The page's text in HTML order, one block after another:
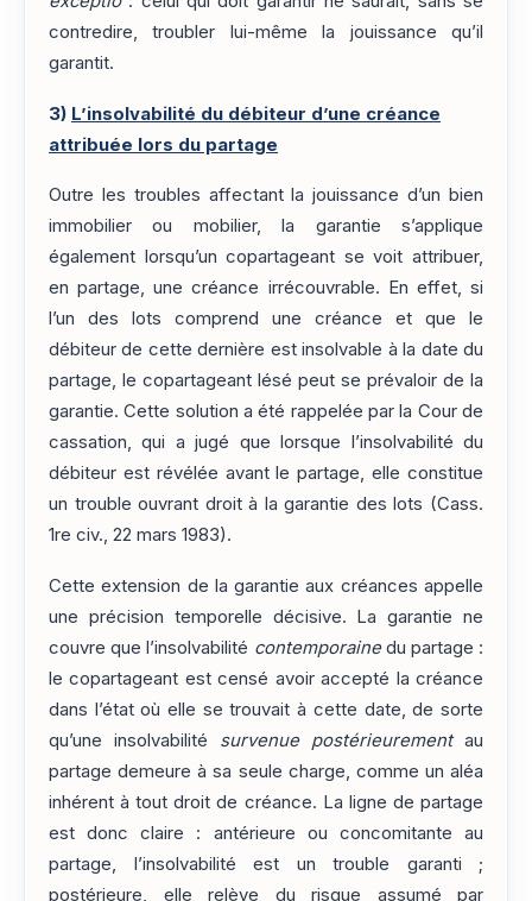
contredire, troubler lui-même la jouissance qu’il
garantit.
3) L’insolvabilité du débiteur d’une créance
attribuée lors du partage
Outre les troubles affectant la jouissance d’un bien
immobilier ou mobilier, la garantie s’applique
également lorsqu’un copartageant se voit attribuer,
en partage, une créance irrécouvrable. En effet, si
l’un des lots comprend une créance et que le
débiteur de cette dernière est insolvable à la date du
partage, le copartageant lésé peut se prévaloir de la
garantie. Cette solution a été rappelée par la Cour de
cassation, qui a jugé que lorsque l’insolvabilité du
débiteur est révélée avant le partage, elle constitue
un trouble ouvrant droit à la garantie des lots (Cass.
1re civ., 22 mars 1983).
Cette extension de la garantie aux créances appelle
une précision temporelle décisive. La garantie ne
couvre que l’insolvabilité contemporainedu partage :
le copartageant est censé avoir accepté la créance
dans l’état où elle se trouvait à cette date, de sorte
qu’une insolvabilité survenue postérieurementau
partage demeure à sa seule charge, comme un aléa
inhérent à tout droit de créance. La ligne de partage
est donc claire : antérieure ou concomitante au
partage, l’insolvabilité est un trouble garanti ;
postérieure, elle relève du risque assumé par